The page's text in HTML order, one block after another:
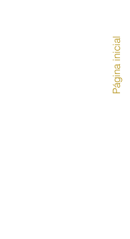
Página inicial